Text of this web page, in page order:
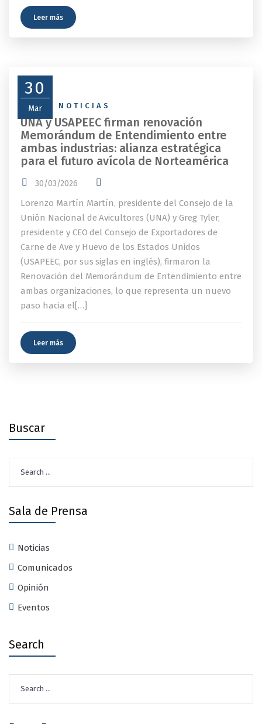
Leer más
30
Mar
NEWS NOTICIAS
UNA y USAPEEC firman renovación
Memorándum de Entendimiento entre
ambas industrias: alianza estratégica
para el futuro avícola de Norteamérica
30/03/2026
Lorenzo Martín Martín, presidente del Consejo de la
Unión Nacional de Avicultores (UNA) y Greg Tyler,
presidente y CEO del Consejo de Exportadores de
Carne de Ave y Huevo de los Estados Unidos
(USAPEEC, por sus siglas en inglés), firmaron la
Renovación del Memorándum de Entendimiento entre
ambas organizaciones, lo que representa un nuevo
paso hacia el[…]
Leer más
Buscar
for:
Sala de Prensa
Noticias
Comunicados
Opinión
Eventos
Search
for: